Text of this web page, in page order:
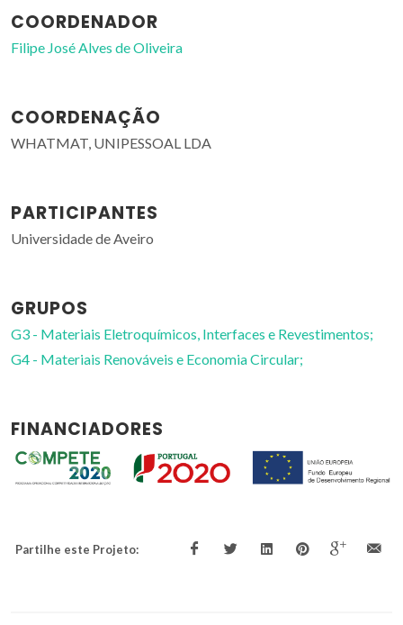
COORDENADOR
Filipe José Alves de Oliveira
COORDENAÇÃO
WHATMAT, UNIPESSOAL LDA
PARTICIPANTES
Universidade de Aveiro
GRUPOS
G3 - Materiais Eletroquímicos, Interfaces e Revestimentos;
G4 - Materiais Renováveis e Economia Circular;
FINANCIADORES
Partilhe este Projeto: